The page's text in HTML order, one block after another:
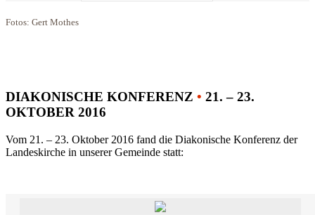
Fotos: Gert Mothes
DIAKONISCHE KONFERENZ • 21. – 23.
OKTOBER 2016
Vom 21. – 23. Oktober 2016 fand die Diakonische Konferenz der
Landeskirche in unserer Gemeinde statt: